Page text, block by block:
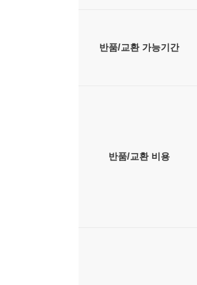
반품/교환 가능기간
반품/교환 비용